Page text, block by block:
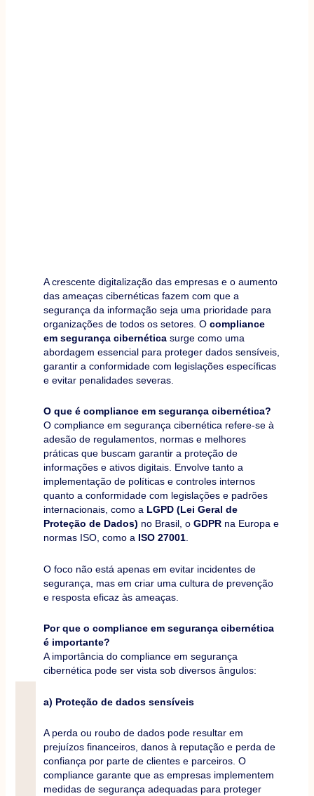
A crescente digitalização das empresas e o aumento
das ameaças cibernéticas fazem com que a
segurança da informação seja uma prioridade para
organizações de todos os setores. O compliance
em segurança cibernéticasurge como uma
abordagem essencial para proteger dados sensíveis,
garantir a conformidade com legislações específicas
e evitar penalidades severas.
O que é compliance em segurança cibernética?
O compliance em segurança cibernética refere-se à
adesão de regulamentos, normas e melhores
práticas que buscam garantir a proteção de
informações e ativos digitais. Envolve tanto a
implementação de políticas e controles internos
quanto a conformidade com legislações e padrões
internacionais, como a LGPD (Lei Geral de
Proteção de Dados) no Brasil, o GDPRna Europa e
normas ISO, como a ISO 27001.
O foco não está apenas em evitar incidentes de
segurança, mas em criar uma cultura de prevenção
e resposta eficaz às ameaças.
Por que o compliance em segurança cibernética
é importante?
A importância do compliance em segurança
cibernética pode ser vista sob diversos ângulos:
a) Proteção de dados sensíveis
A perda ou roubo de dados pode resultar em
prejuízos financeiros, danos à reputação e perda de
confiança por parte de clientes e parceiros. O
compliance garante que as empresas implementem
medidas de segurança adequadas para proteger